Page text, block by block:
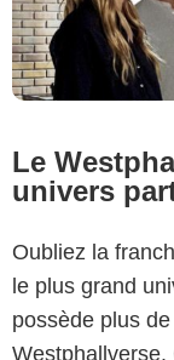
Le
univers
Oubliez la
le plus grand
possède plus
Westphallverse.